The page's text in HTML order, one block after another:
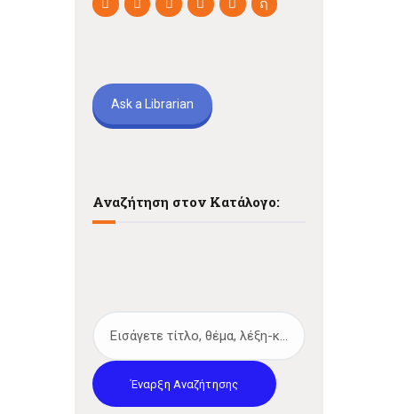
Ask a Librarian
Αναζήτηση στον Κατάλογο:
Έναρξη Αναζήτησης